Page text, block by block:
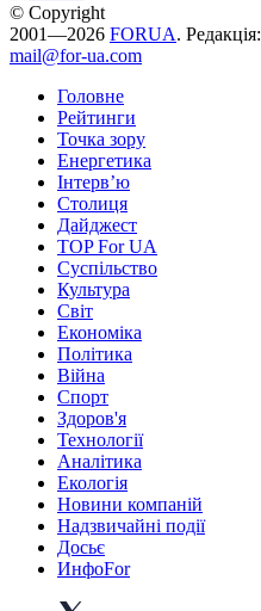
© Copyright
2001—2026 FORUA. Редакція:
mail@for-ua.com
Головне
Рейтинги
Точка зору
Енергетика
Інтерв’ю
Столиця
Дайджест
TOP For UA
Суспiльство
Культура
Світ
Економіка
Політика
Війна
Спорт
Здоров'я
Технології
Аналітика
Екологія
Новини компаній
Надзвичайні події
Досьє
ИнфоFor